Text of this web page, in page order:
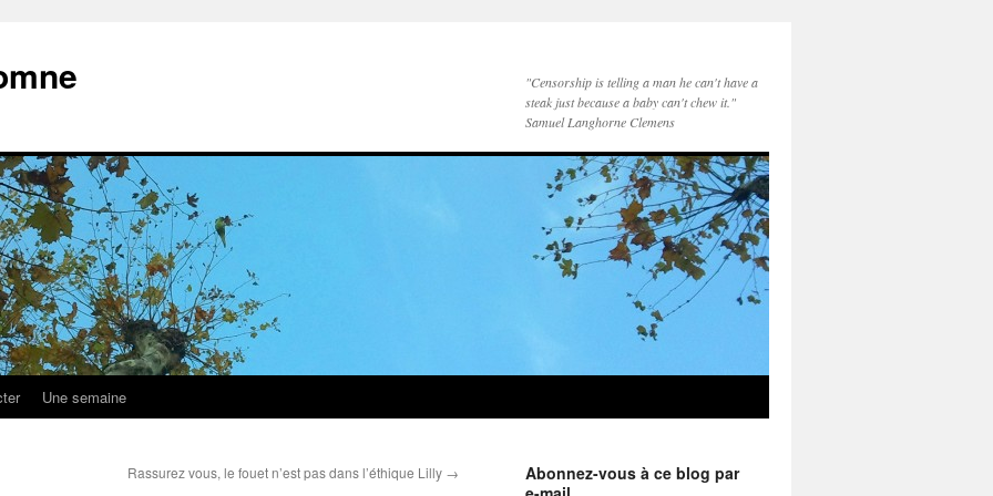
"Censorship is telling a man he can't have a
steak just because a baby can't chew it."
Samuel Langhorne Clemens
Une semaine
Rassurez vous, le fouet n’est pas dans l’éthique Lilly →
Abonnez-vous à ce blog par